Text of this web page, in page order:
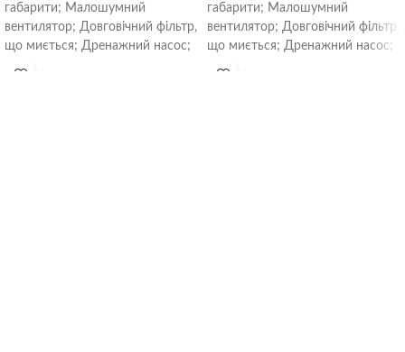
габарити; Малошумний
вентилятор; Довговічний фільтр,
що миється; Дренажний насос;
габарити; Малошумний
вентилятор; Довговічний фільтр,
що миється; Дренажний насос;